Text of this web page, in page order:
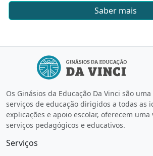
Saber mais
Os Ginásios da Educação Da Vinci são
serviços de educação dirigidos a todas as
explicações e apoio escolar, oferecem uma
serviços pedagógicos e educativos.
Serviços